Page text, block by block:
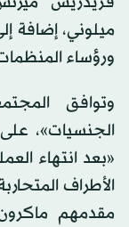
ميلوني، إضافة
ورؤساء
وتوافق
الجنسيات»،
«بعد انتهاء
الأطراف
مقدمهم